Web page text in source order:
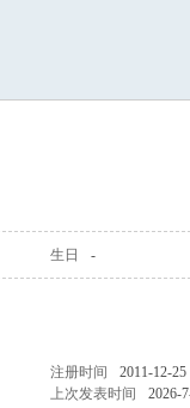
生日 -
注册时间
2011-12-25
上次发表时间 2026-